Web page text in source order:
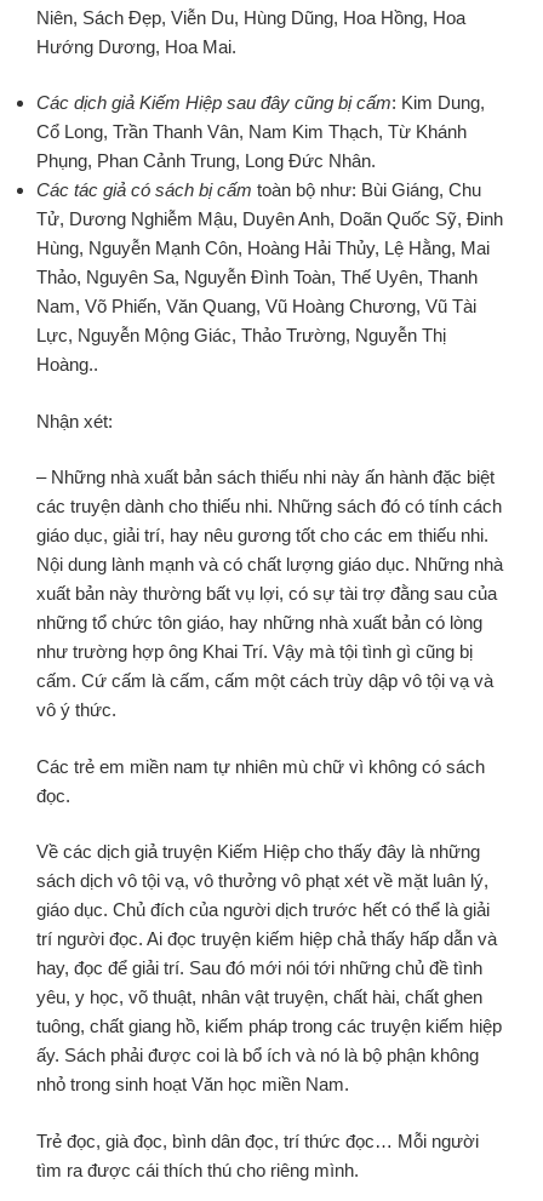
Niên, Sách Đẹp, Viễn Du, Hùng Dũng, Hoa Hồng, Hoa
Hướng Dương, Hoa Mai.
Các dịch giả Kiếm Hiệp sau đây cũng bị cấm: Kim Dung,
Cổ Long, Trần Thanh Vân, Nam Kim Thạch, Từ Khánh
Phụng, Phan Cảnh Trung, Long Đức Nhân.
Các tác giả có sách bị cấm toàn bộ như: Bùi Giáng, Chu
Tử, Dương Nghiễm Mậu, Duyên Anh, Doãn Quốc Sỹ, Đinh
Hùng, Nguyễn Mạnh Côn, Hoàng Hải Thủy, Lệ Hằng, Mai
Thảo, Nguyên Sa, Nguyễn Đình Toàn, Thế Uyên, Thanh
Nam, Võ Phiến, Văn Quang, Vũ Hoàng Chương, Vũ Tài
Lực, Nguyễn Mộng Giác, Thảo Trường, Nguyễn Thị
Hoàng..
Nhận xét:
– Những nhà xuất bản sách thiếu nhi này ấn hành đặc biệt
các truyện dành cho thiếu nhi. Những sách đó có tính cách
giáo dục, giải trí, hay nêu gương tốt cho các em thiếu nhi.
Nội dung lành mạnh và có chất lượng giáo dục. Những nhà
xuất bản này thường bất vụ lợi, có sự tài trợ đằng sau của
những tổ chức tôn giáo, hay những nhà xuất bản có lòng
như trường hợp ông Khai Trí. Vậy mà tội tình gì cũng bị
cấm. Cứ cấm là cấm, cấm một cách trùy dập vô tội vạ và
vô ý thức.
Các trẻ em miền nam tự nhiên mù chữ vì không có sách
đọc.
Về các dịch giả truyện Kiếm Hiệp cho thấy đây là những
sách dịch vô tội vạ, vô thưởng vô phạt xét về mặt luân lý,
giáo dục. Chủ đích của người dịch trước hết có thể là giải
trí người đọc. Ai đọc truyện kiếm hiệp chả thấy hấp dẫn và
hay, đọc để giải trí. Sau đó mới nói tới những chủ đề tình
yêu, y học, võ thuật, nhân vật truyện, chất hài, chất ghen
tuông, chất giang hồ, kiếm pháp trong các truyện kiếm hiệp
ấy. Sách phải được coi là bổ ích và nó là bộ phận không
nhỏ trong sinh hoạt Văn học miền Nam.
Trẻ đọc, già đọc, bình dân đọc, trí thức đọc… Mỗi người
tìm ra được cái thích thú cho riêng mình.